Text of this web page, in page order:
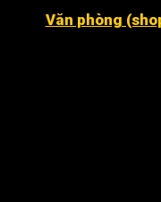
Văn phòng